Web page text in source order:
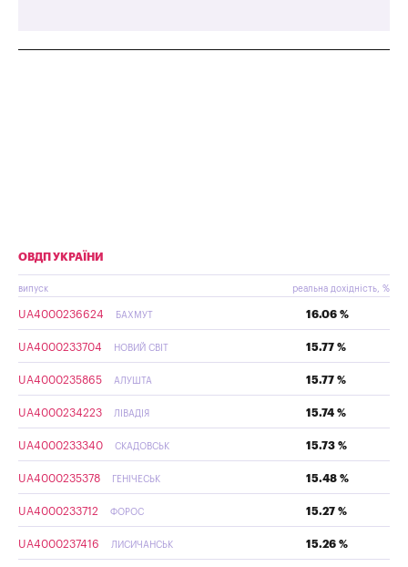
ОВДП УКРАЇНИ
випуск реальна дохідність, %
UA4000236624 БАХМУТ 16.06 %
UA4000233704 НОВИЙ СВІТ 15.77 %
UA4000235865 АЛУШТА 15.77 %
UA4000234223 ЛІВАДІЯ 15.74 %
UA4000233340 СКАДОВСЬК 15.73 %
UA4000235378 ГЕНІЧЕСЬК 15.48 %
UA4000233712 ФОРОС 15.27 %
UA4000237416 ЛИСИЧАНСЬК 15.26 %